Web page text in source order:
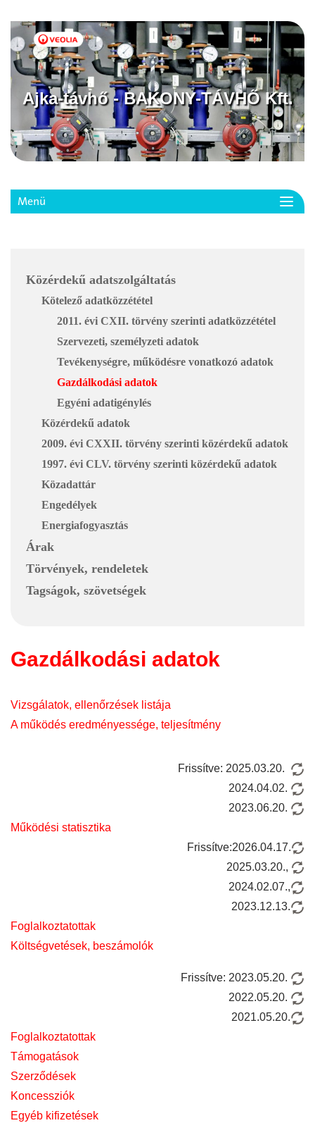
Ajka-távhő - BAKONY-TÁVHŐ Kft.
Menü
Közérdekű adatszolgáltatás
Kötelező adatközzététel
2011. évi CXII. törvény szerinti adatközzététel
Szervezeti, személyzeti adatok
Tevékenységre, működésre vonatkozó adatok
Gazdálkodási adatok
Egyéni adatigénylés
Közérdekű adatok
2009. évi CXXII. törvény szerinti közérdekű adatok
1997. évi CLV. törvény szerinti közérdekű adatok
Közadattár
Engedélyek
Energiafogyasztás
Árak
Törvények, rendeletek
Tagságok, szövetségek
Gazdálkodási adatok
Vizsgálatok, ellenőrzések listája
A működés eredményessége, teljesítmény
Frissítve: 2025.03.20.
2024.04.02.
2023.06.20.
Működési statisztika
Frissítve:2026.04.17.
2025.03.20.,
2024.02.07.,
2023.12.13.
Foglalkoztatottak
Költségvetések, beszámolók
Frissítve: 2023.05.20.
2022.05.20.
2021.05.20.
Foglalkoztatottak
Támogatások
Szerződések
Koncessziók
Egyéb kifizetések